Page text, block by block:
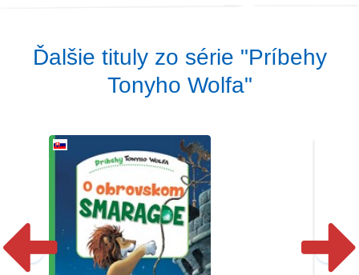
Ďalšie tituly zo série "Príbehy
Tonyho Wolfa"